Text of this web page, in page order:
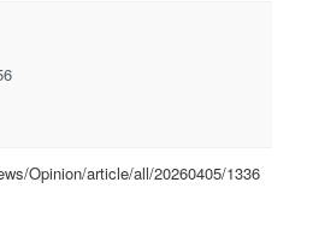
Opinion/article/all/20260405/1336